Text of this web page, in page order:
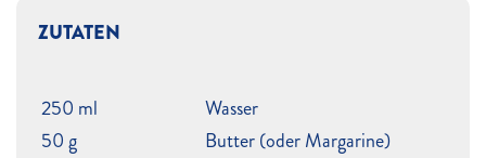
ZUTATEN
250 ml
Wasser
50 g
Butter (oder Margarine)